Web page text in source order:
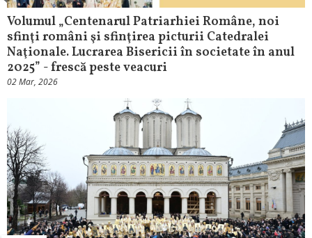
Volumul „Centenarul Patriarhiei Române, noi
sfinţi români şi sfinţirea picturii Catedralei
Naţionale. Lucrarea Bisericii în societate în anul
2025” - frescă peste veacuri
02 Mar, 2026